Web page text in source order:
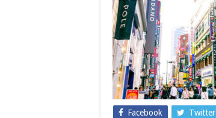
Facebook Twitter